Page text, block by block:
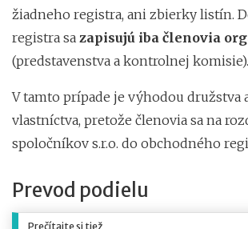
žiadneho registra, ani zbierky listín.
registra sa zapisujú iba členovia
(predstavenstva a kontrolnej
V tamto prípade je výhodou družstva
vlastníctva, pretože členovia sa na
spoločníkov s.r.o. do obchodného
Prevod podielu
Prečítajte si tiež